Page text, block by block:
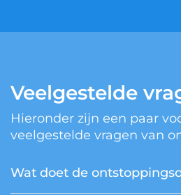
Veelgestelde
Hieronder zijn een paar
veelgestelde vragen van
Wat doet de